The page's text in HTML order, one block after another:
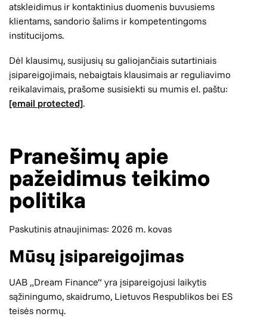
atskleidimus ir kontaktinius duomenis buvusiems
klientams, sandorio šalims ir kompetentingoms
institucijoms.
Dėl klausimų, susijusių su galiojančiais sutartiniais
įsipareigojimais, nebaigtais klausimais ar reguliavimo
reikalavimais, prašome susisiekti su mumis el. paštu:
[email protected].
Pranešimų apie
pažeidimus teikimo
politika
Paskutinis atnaujinimas: 2026 m. kovas
Mūsų įsipareigojimas
UAB „Dream Finance“ yra įsipareigojusi laikytis
sąžiningumo, skaidrumo, Lietuvos Respublikos bei ES
teisės normų.